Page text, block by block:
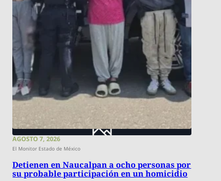
AGOSTO 7, 2026
El Monitor Estado de México
Detienen en Naucalpan a ocho personas por
su probable participación en un homicidio